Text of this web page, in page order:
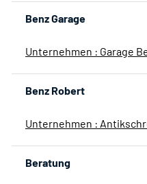
Benz Garage
Unternehmen : Garage
Benz Robert
Unternehmen :
Beratung